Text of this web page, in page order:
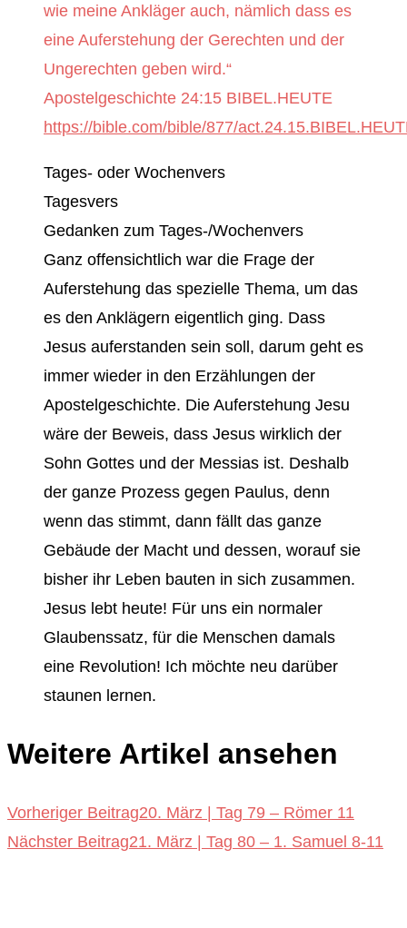
wie meine Ankläger auch, nämlich dass es
eine Auferstehung der Gerechten und der
Ungerechten geben wird.“
‭‭Apostelgeschichte‬ ‭24:15‬ ‭BIBEL.HEUTE‬‬
https://bible.com/bible/877/
Tages- oder Wochenvers
Tagesvers
Gedanken zum Tages-/Wochenvers
Ganz offensichtlich war die Frage der
Auferstehung das spezielle Thema, um das
es den Anklägern eigentlich ging. Dass
Jesus auferstanden sein soll, darum geht es
immer wieder in den Erzählungen der
Apostelgeschichte. Die Auferstehung Jesu
wäre der Beweis, dass Jesus wirklich der
Sohn Gottes und der Messias ist. Deshalb
der ganze Prozess gegen Paulus, denn
wenn das stimmt, dann fällt das ganze
Gebäude der Macht und dessen, worauf sie
bisher ihr Leben bauten in sich zusammen.
Jesus lebt heute! Für uns ein normaler
Glaubenssatz, für die Menschen damals
eine Revolution! Ich möchte neu darüber
staunen lernen.
Weitere Artikel ansehen
Vorheriger Beitrag20. März | Tag 79 – Römer 11
Nächster Beitrag21. März | Tag 80 – 1. Samuel 8-11